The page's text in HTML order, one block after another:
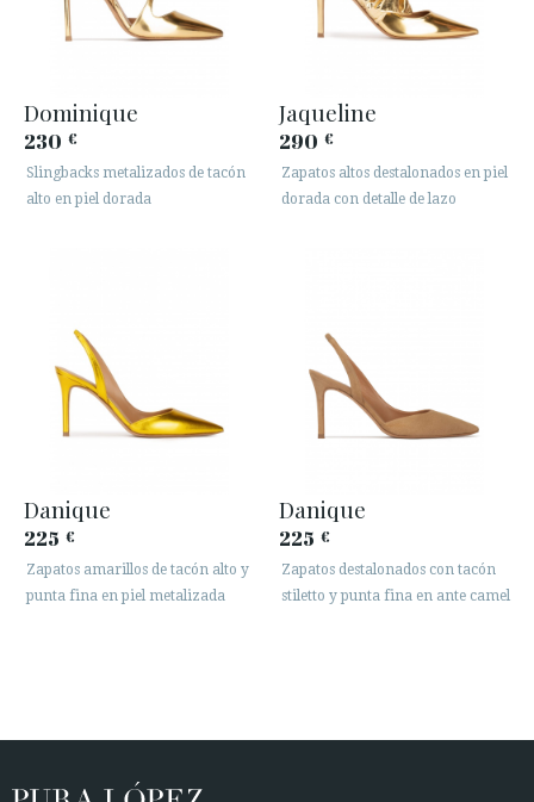
Dominique
230 €
Slingbacks metalizados de tacón
alto en piel dorada
Jaqueline
290 €
Zapatos altos destalonados en piel
dorada con detalle de lazo
Danique
225 €
Zapatos amarillos de tacón alto y
punta fina en piel metalizada
Danique
225 €
Zapatos destalonados con tacón
stiletto y punta fina en ante camel